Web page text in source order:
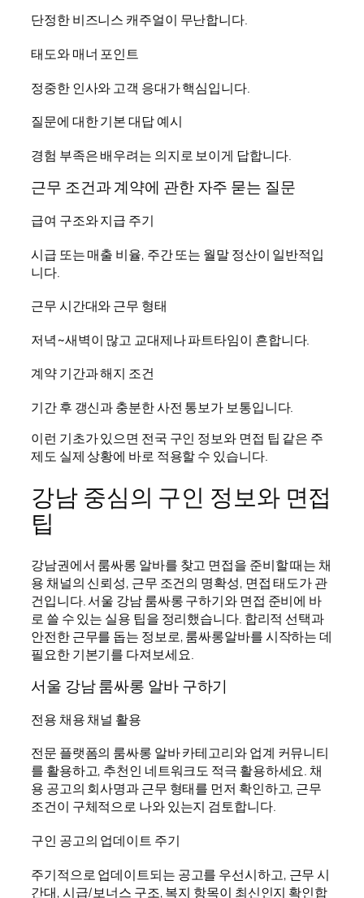
단정한 비즈니스 캐주얼이 무난합니다.
태도와 매너 포인트
정중한 인사와 고객 응대가 핵심입니다.
질문에 대한 기본 대답 예시
경험 부족은 배우려는 의지로 보이게 답합니다.
근무 조건과 계약에 관한 자주 묻는 질문
급여 구조와 지급 주기
시급 또는 매출 비율, 주간 또는 월말 정산이 일반적입
니다.
근무 시간대와 근무 형태
저녁~새벽이 많고 교대제나 파트타임이 흔합니다.
계약 기간과 해지 조건
기간 후 갱신과 충분한 사전 통보가 보통입니다.
이런 기초가 있으면 전국 구인 정보와 면접 팁 같은 주
제도 실제 상황에 바로 적용할 수 있습니다.
강남 중심의 구인 정보와 면접
팁
강남권에서 룸싸롱 알바를 찾고 면접을 준비할 때는 채
용 채널의 신뢰성, 근무 조건의 명확성, 면접 태도가 관
건입니다. 서울 강남 룸싸롱 구하기와 면접 준비에 바
로 쓸 수 있는 실용 팁을 정리했습니다. 합리적 선택과
안전한 근무를 돕는 정보로, 룸싸롱알바를 시작하는 데
필요한 기본기를 다져보세요.
서울 강남 룸싸롱 알바 구하기
전용 채용 채널 활용
전문 플랫폼의 룸싸롱 알바 카테고리와 업계 커뮤니티
를 활용하고, 추천인 네트워크도 적극 활용하세요. 채
용 공고의 회사명과 근무 형태를 먼저 확인하고, 근무
조건이 구체적으로 나와 있는지 검토합니다.
구인 공고의 업데이트 주기
주기적으로 업데이트되는 공고를 우선시하고, 근무 시
간대, 시급/보너스 구조, 복지 항목이 최신인지 확인합